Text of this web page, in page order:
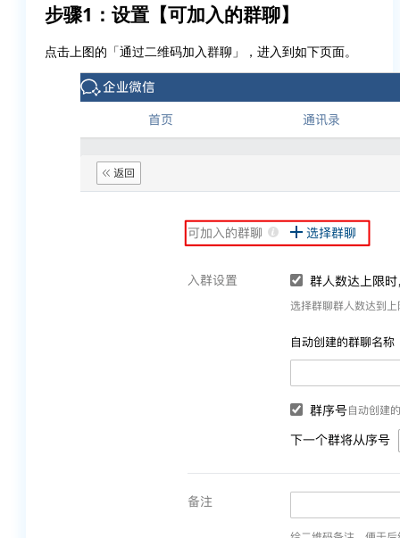
步骤1：设置【可加入的群聊】
点击上图的「通过二维码加入群聊」，进入到如下页面。